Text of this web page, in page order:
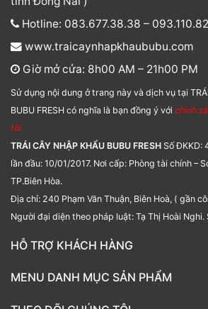
Hotline: 083.677.38.38 –
www.traicaynhapkhaububu.com
Giờ mở cửa: 8h00 AM – 21h00 PM
Sử dụng nội dung ở trang này và dịch vụ tại
BUBU FRESH có nghĩa là bạn đồng ý với chính
tôi
TRÁI CÂY NHẬP KHẨU BUBU FRESH Số ĐKKD:
lần đầu: 10/01/2017. Nơi cấp: Phòng tài chính –
TP.Biên Hòa.
Địa chỉ: 240 Phạm Văn Thuận, Biên Hoà, ( gần
Người đại diện theo pháp luật: Tạ Thị Hoài
HỖ TRỢ KHÁCH HÀNG
TRÁI CÂY NHẬP KHẨU BUBU FRESH
MENU DANH MỤC SẢN PHẨM